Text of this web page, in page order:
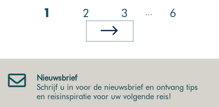
1 2 3 ... 6
Nieuwsbrief
Schrijf u in voor de nieuwsbrief en ontvang tips
en reisinspiratie voor uw volgende reis!